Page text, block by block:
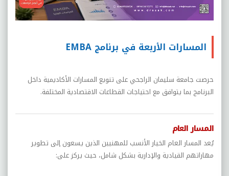
المسارات الأربعة في برنامج EMBA
حرصت جامعة سليمان الراجحي على تنويع المسارات الأكاديمية داخل
البرنامج بما يتوافق مع احتياجات القطاعات الاقتصادية المختلفة.
المسار العام
يُعد المسار العام الخيار الأنسب للمهنيين الذين يسعون إلى تطوير
مهاراتهم القيادية والإدارية بشكل شامل، حيث يركز على: